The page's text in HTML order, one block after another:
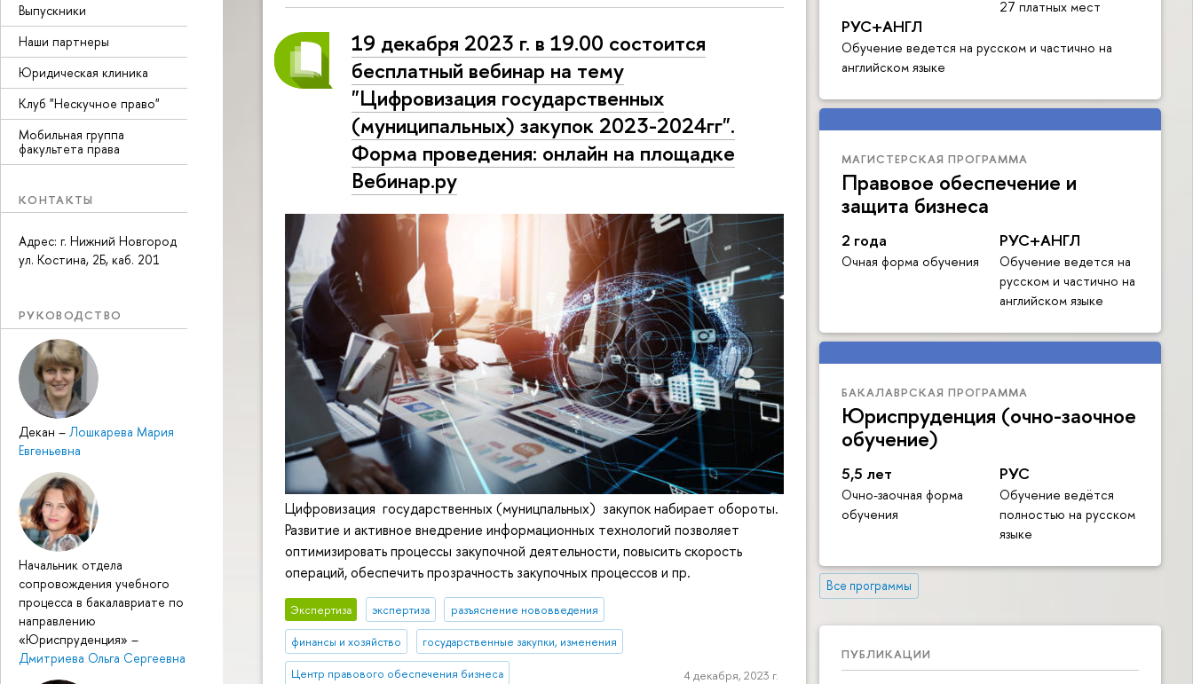
Выпускники
Наши партнеры
Юридическая клиника
Клуб "Нескучное право"
Мобильная группа
факультета права
КОНТАКТЫ
Адрес: г. Нижний Новгород
ул. Костина, 2Б, каб. 201
РУКОВОДСТВО
Декан – Лошкарева Мария
Евгеньевна
Начальник отдела
сопровождения учебного
процесса в бакалавриате по
направлению
«Юриспруденция» –
Дмитриева Ольга Сергеевна
27 платных мест
РУС+АНГЛ
Обучение ведется на русском и частично на
английском языке
МАГИСТЕРСКАЯ ПРОГРАММА
Правовое обеспечение и
защита бизнеса
2 года
Очная форма обучения
РУС+АНГЛ
Обучение ведется на
русском и частично на
английском языке
БАКАЛАВРСКАЯ ПРОГРАММА
Юриспруденция (очно-заочное
обучение)
5,5 лет
Очно-заочная форма
обучения
РУС
Обучение ведётся
полностью на русском
языке
Все программы
ПУБЛИКАЦИИ
19 декабря 2023 г. в 19.00 состоится
бесплатный вебинар на тему
"Цифровизация государственных
(муниципальных) закупок 2023-2024гг".
Форма проведения: онлайн на площадке
Вебинар.ру
Цифровизация государственных (муницпальных) закупок набирает обороты.
Развитие и активное внедрение информационных технологий позволяет
оптимизировать процессы закупочной деятельности, повысить скорость
операций, обеспечить прозрачность закупочных процессов и пр.
Экспертиза экспертиза разъяснение нововведения
финансы и хозяйство государственные закупки, изменения
Центр правового обеспечения бизнеса 4 декабря, 2023 г.